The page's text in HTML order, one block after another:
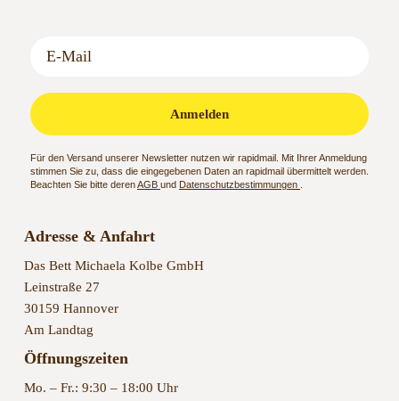
Anmelden
Für den Versand unserer Newsletter nutzen wir rapidmail. Mit Ihrer Anmeldung
stimmen Sie zu, dass die eingegebenen Daten an rapidmail übermittelt werden.
Beachten Sie bitte derenAGB und Datenschutzbestimmungen
Adresse & Anfahrt
Das Bett Michaela Kolbe GmbH
Leinstraße 27
30159 Hannover
Am Landtag
Öffnungszeiten
Mo. – Fr.: 9:30 – 18:00 Uhr